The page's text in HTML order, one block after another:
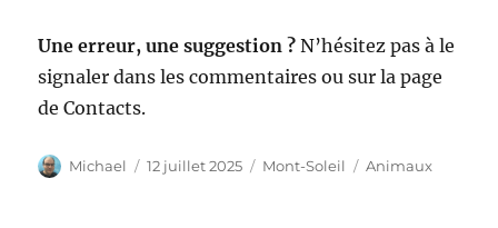
Une erreur, une suggestion ? N’hésitez pas à le
signaler dans les commentaires ou sur la page
de Contacts.
Auteur
Michael
Publié
12 juillet 2025 Catégories
Mont-Soleil Étiquettes
Animaux